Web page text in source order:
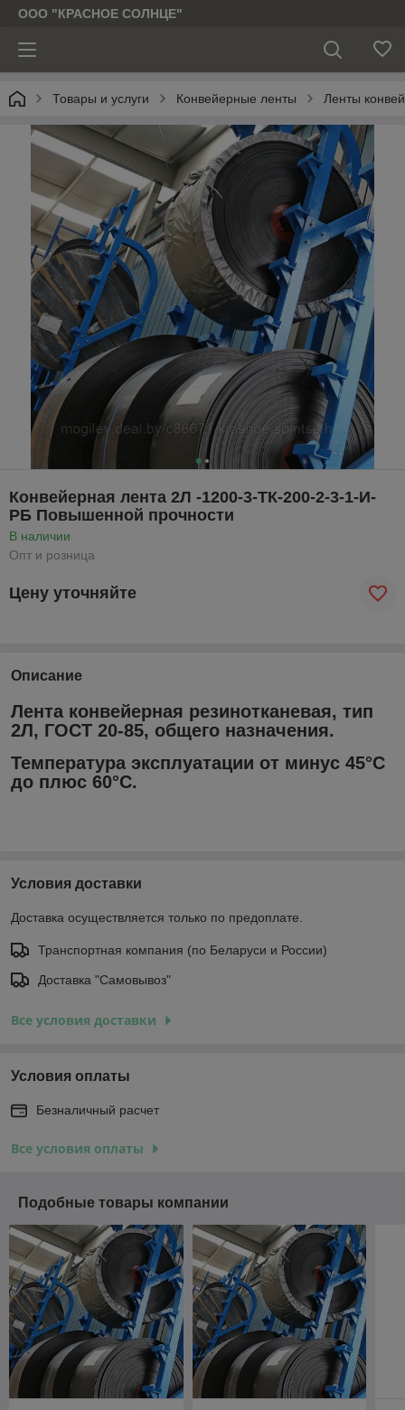
ООО "КРАСНОЕ СОЛНЦЕ"
Товары и услуги Конвейерные ленты Ленты
Конвейерная лента 2Л -1200-3-ТК-200-2-3-1-И-
РБ Повышенной прочности
В наличии
Опт и розница
Цену уточняйте
Описание
Лента конвейерная резинотканевая, тип
2Л, ГОСТ 20-85, общего назначения.
Температура эксплуатации от минус 45°С
до плюс 60°С.
Условия доставки
Доставка осуществляется только по предоплате.
Транспортная компания (по Беларуси и России)
Доставка "Самовывоз"
Все условия доставки
Условия оплаты
Безналичный расчет
Все условия оплаты
Подобные товары компании